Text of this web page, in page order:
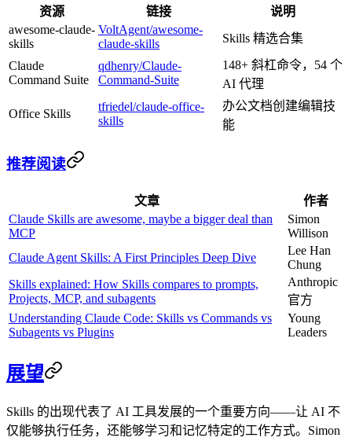
资源 链接
说明
awesome-claude-
skills
VoltAgent/awesome-
claude-skills
Skills 精选合集
Claude
Command Suite
qdhenry/Claude-
Command-Suite
148+ 斜杠命令，54 个
AI 代理
Office Skills
tfriedel/claude-office-
skills
办公文档创建编辑技
能
推荐阅读
文章
作者
Claude Skills are awesome, maybe a bigger deal than
MCP
Simon
Willison
Claude Agent Skills: A First Principles Deep Dive
Lee Han
Chung
Skills explained: How Skills compares to prompts,
Projects, MCP, and subagents
Anthropic
官方
Understanding Claude Code: Skills vs Commands vs
Subagents vs Plugins
Young
Leaders
展望
Skills 的出现代表了 AI 工具发展的一个重要方向——让 AI 不
仅能够执行任务，还能够学习和记忆特定的工作方式。Simon